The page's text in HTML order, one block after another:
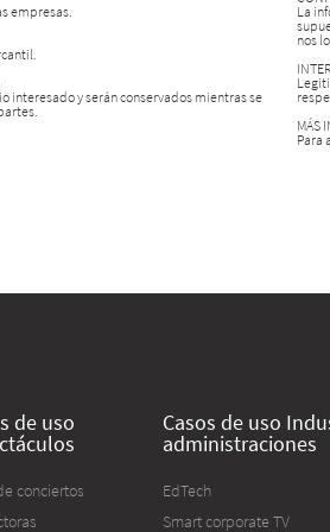
empresas.
interesado y serán conservados mientras se
La
nos
MÁS
Para
de uso
conciertos
Casos de uso
administraciones
EdTech
Smart corporate TV